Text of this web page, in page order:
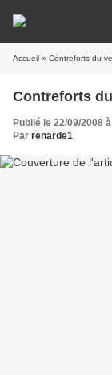
Accueil » Contreforts du
Contreforts
Publié le 22/09/2008
Par renarde1